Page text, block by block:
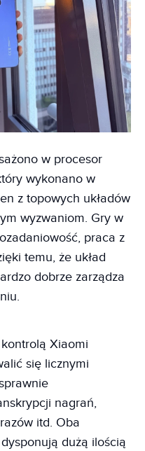
w procesor
wykonano w
z topowych układów
wyzwaniom. Gry w
praca z
temu, że układ
dobrze zarządza
Xiaomi
się licznymi
nagrań,
itd. Oba
dużą ilością